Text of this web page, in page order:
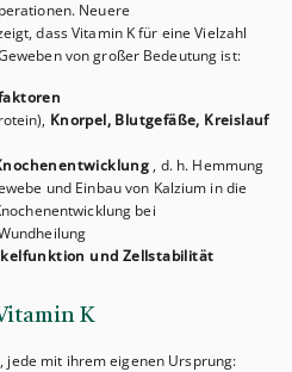
Neuere
dass Vitamin K für eine Vielzahl
von großer Bedeutung ist:
Knorpel, Blutgefäße, Kreislauf
, d. h. Hemmung
und Einbau von Kalzium in die
bei
und Zellstabilität
K
jede mit ihrem eigenen Ursprung: